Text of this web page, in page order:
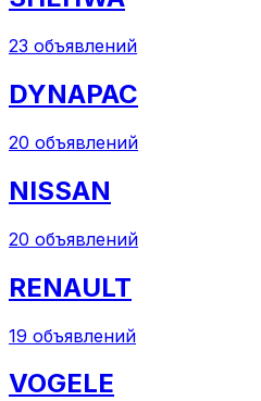
23 объявлений
DYNAPAC
20 объявлений
NISSAN
20 объявлений
RENAULT
19 объявлений
VOGELE